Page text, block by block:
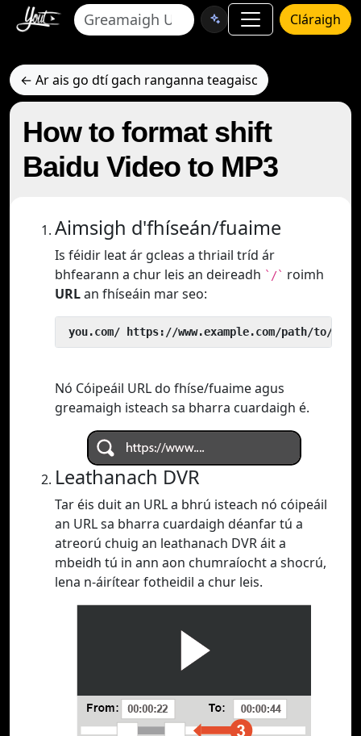
Cláraigh
← Ar ais go dtí gach ranganna teagaisc
How to format shift
Baidu Video to MP3
Aimsigh d'fhíseán/fuaime
Is féidir leat ár gcleas a thriail tríd ár
bhfearann a chur leis an deireadh `/` roimh
URLan fhíseáin mar seo:
you.com/ https://www.example.com/path/to/
Nó Cóipeáil URL do fhíse/fuaime agus
greamaigh isteach sa bharra cuardaigh é.
Leathanach DVR
Tar éis duit an URL a bhrú isteach nó cóipeáil
an URL sa bharra cuardaigh déanfar tú a
atreorú chuig an leathanach DVR áit a
mbeidh tú in ann aon chumraíocht a shocrú,
lena n-áirítear fotheidil a chur leis.